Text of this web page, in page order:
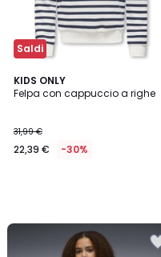
Saldi
KIDS ONLY
Felpa con cappuccio a righe
31,99 €
22,39 € -30%